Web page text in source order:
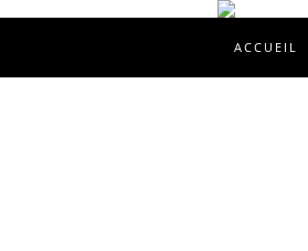
ACCUEIL